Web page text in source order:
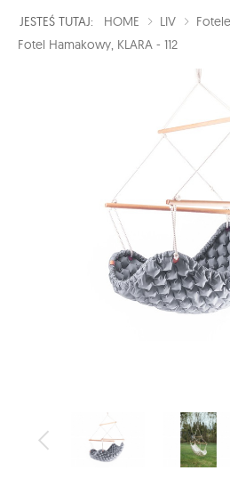
JESTEŚ TUTAJ: HOME LIV
Fotel Hamakowy, KLARA - 112